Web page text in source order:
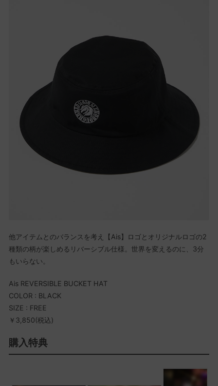
他アイテムとのバランスを考え【Ais】ロゴとオリジナルロゴの2
種類の柄が楽しめるリバーシブル仕様。世界を変えるのに、3分
もいらない。
Ais REVERSIBLE BUCKET HAT
COLOR : BLACK
SIZE : FREE
￥3,850(税込)
購入特典